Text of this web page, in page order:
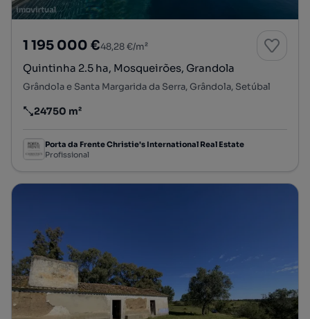
1 195 000 €48,28 €/m²
Quintinha 2.5 ha, Mosqueirões, Grandola
Grândola e Santa Margarida da Serra, Grândola, Setúbal
Preço por metro quadrado
24750 m²
Porta da Frente Christie's International Real Estate
Profissional